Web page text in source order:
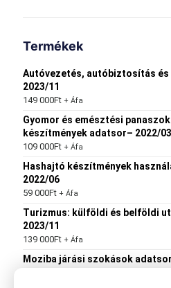
Termékek
Autóvezetés, autóbiztosítás
2023/11
149 000Ft + Áfa
Gyomor és emésztési
készítmények adatsor– 2022/03
109 000Ft + Áfa
Hashajtó készítmények
2022/06
59 000Ft + Áfa
Turizmus: külföldi és belföldi
2023/11
139 000Ft + Áfa
Moziba járási szokások